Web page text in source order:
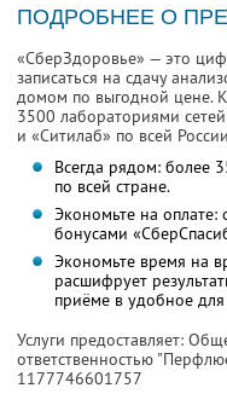
ПОДРОБНЕЕ О
«СберЗдоровье» — это
записаться на сдачу
домом по выгодной цене.
3500 лабораториями сетей
и «Ситилаб» по всей
Всегда рядом: более
по всей стране.
Экономьте на оплате:
бонусами
Экономьте время на
расшифрует
приёме в удобное
Услуги предоставляет:
ответственностью
1177746601757